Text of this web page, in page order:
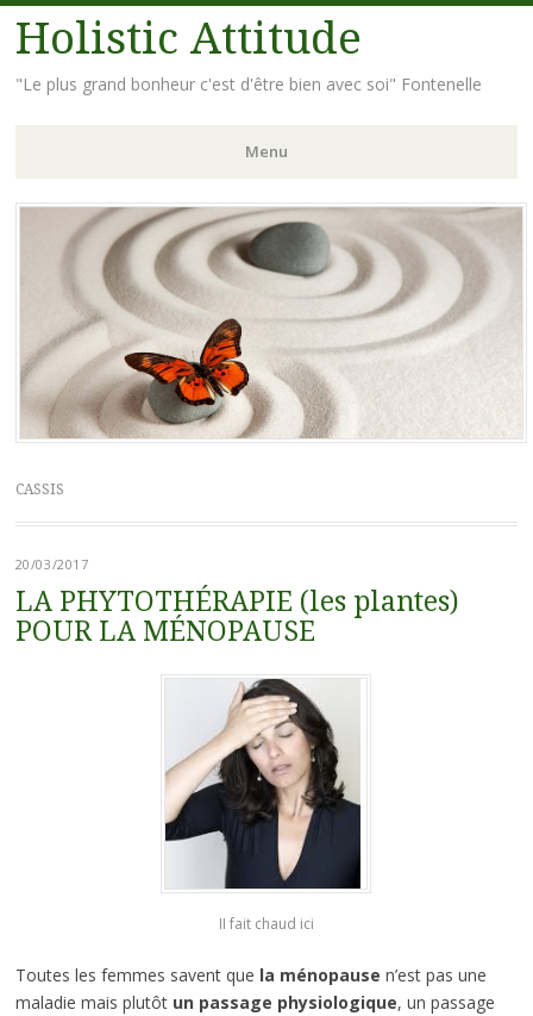
Holistic Attitude
"Le plus grand bonheur c'est d'être bien avec soi" Fontenelle
Menu
Aller
principal
CASSIS
20/03/2017
LA PHYTOTHÉRAPIE (les plantes)
POUR LA MÉNOPAUSE
II fait chaud ici
Toutes les femmes savent que la ménopause n’est pas une
maladie mais plutôt un passage physiologique, un passage